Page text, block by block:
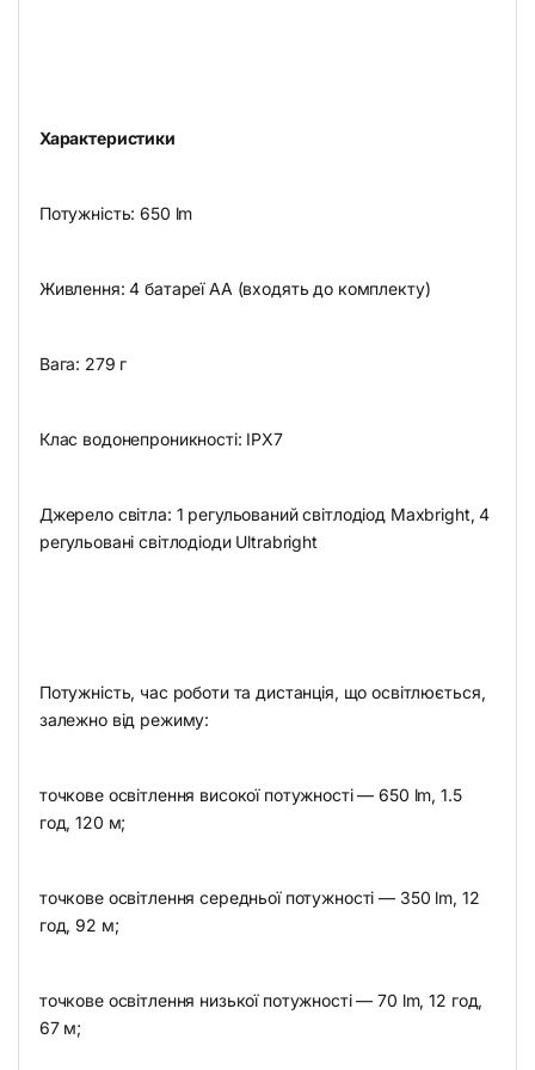
Характеристики
Потужність: 650 lm
Живлення: 4 батареї АА (входять до комплекту)
Вага: 279 г
Клас водонепроникності: IPX7
Джерело світла: 1 регульований світлодіод Maxbright, 4
регульовані світлодіоди Ultrabright
Потужність, час роботи та дистанція, що освітлюється,
залежно від режиму:
точкове освітлення високої потужності — 650 lm, 1.5
год, 120 м;
точкове освітлення середньої потужності — 350 lm, 12
год, 92 м;
точкове освітлення низької потужності — 70 lm, 12 год,
67 м;